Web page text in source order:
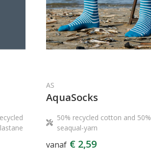
AS
AquaSocks
50% recycled cotton and 50%
seaqual-yarn
vanaf € 2,59